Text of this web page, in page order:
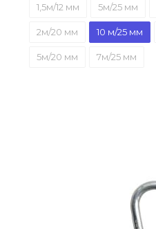
1,5м/12 мм 5м/25 мм
2м/20 мм 10 м/25 мм
5м/20 мм 7м/25 мм